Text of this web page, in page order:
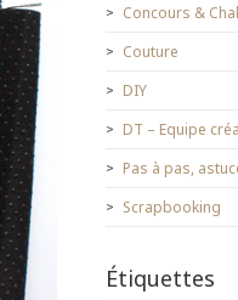
Concours &
Couture
DIY
DT – Equipe
Pas à pas,
Scrapbooking
Étiquettes